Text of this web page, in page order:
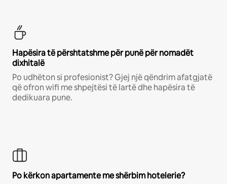
Hapësira të përshtatshme për punë për nomadët
dixhitalë
Po udhëton si profesionist? Gjej një qëndrim afatgjatë
që ofron wifi me shpejtësi të lartë dhe hapësira të
dedikuara pune.
Po kërkon apartamente me shërbim hotelerie?